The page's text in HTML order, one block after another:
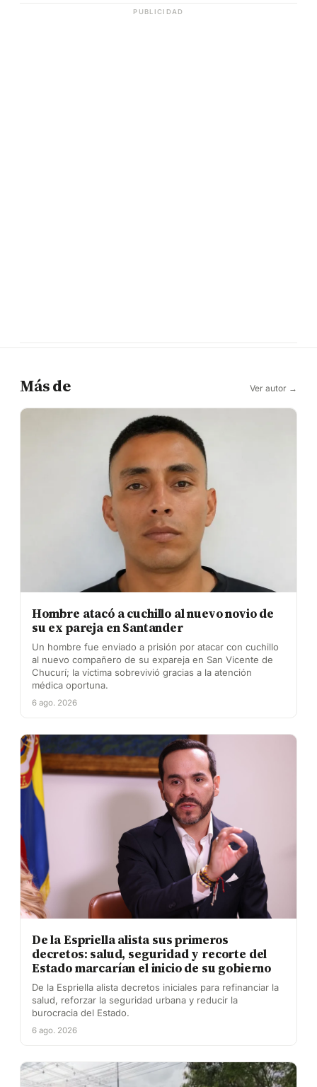
PUBLICIDAD
Más de Ver autor →
Hombre atacó a cuchillo al nuevo novio de
su ex pareja en Santander
Un hombre fue enviado a prisión por atacar con cuchillo
al nuevo compañero de su expareja en San Vicente de
Chucurí; la víctima sobrevivió gracias a la atención
médica oportuna.
6 ago. 2026
De la Espriella alista sus primeros
decretos: salud, seguridad y recorte del
Estado marcarían el inicio de su gobierno
De la Espriella alista decretos iniciales para refinanciar la
salud, reforzar la seguridad urbana y reducir la
burocracia del Estado.
6 ago. 2026